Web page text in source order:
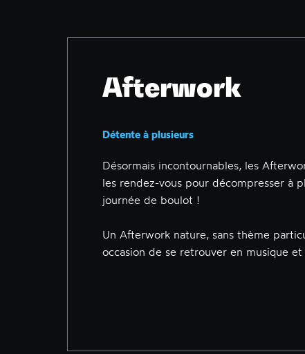
Afterwork
Détente à plusieurs
Désormais incontournables, les
les rendez-vous pour décompresser à
journée de boulot !
Un Afterwork nature, sans thème
occasion de se retrouver en musique et